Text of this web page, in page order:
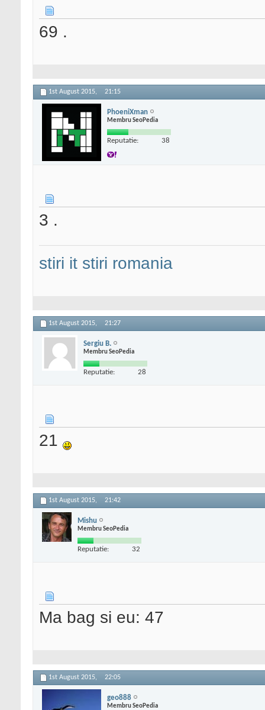
69 .
1st August 2015, 21:15
PhoeniXman
Membru SeoPedia
Reputatie: 38
3 .
stiri it stiri romania
1st August 2015, 21:27
Sergiu B.
Membru SeoPedia
Reputatie: 28
21
1st August 2015, 21:42
Mishu
Membru SeoPedia
Reputatie: 32
Ma bag si eu: 47
1st August 2015, 22:05
geo888
Membru SeoPedia